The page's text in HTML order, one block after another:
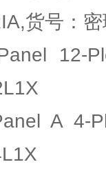
货号：
Panel
A